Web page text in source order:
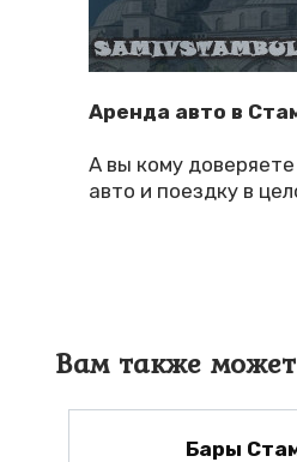
Аренда авто в
А вы кому
авто и поездку в
Вам также
Бары